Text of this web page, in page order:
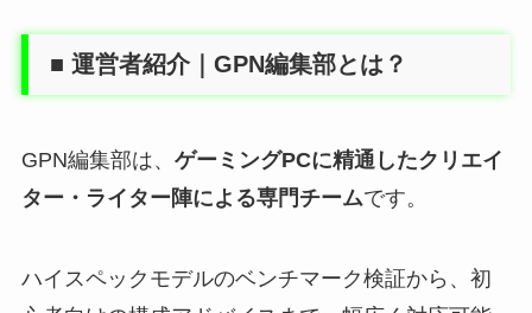
■ 運営者紹介｜GPN編集部とは？
GPN編集部は、 ゲーミングPCに精通したクリエイ
ター・ライター陣による専門チームです。
ハイスペックモデルのベンチマーク検証から、初